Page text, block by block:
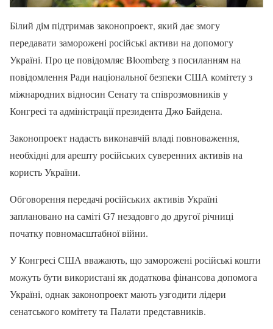
Білий дім підтримав законопроект, який дає змогу
передавати заморожені російські активи на допомогу
Україні. Про це повідомляє Bloomberg з посиланням на
повідомлення Ради національної безпеки США комітету з
міжнародних відносин Сенату та співрозмовників у
Конгресі та адміністрації президента Джо Байдена.
Законопроект надасть виконавчій владі повноваження,
необхідні для арешту російських суверенних активів на
користь України.
Обговорення передачі російських активів Україні
заплановано на саміті G7 незадовго до другої річниці
початку повномасштабної війни.
У Конгресі США вважають, що заморожені російські кошти
можуть бути використані як додаткова фінансова допомога
Україні, однак законопроект мають узгодити лідери
сенатського комітету та Палати представників.